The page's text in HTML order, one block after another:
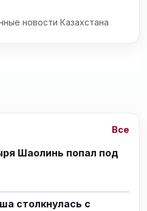
новости Казахстана
Все
Шаолинь попал под
столкнулась с